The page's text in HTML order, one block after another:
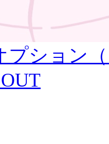
プション